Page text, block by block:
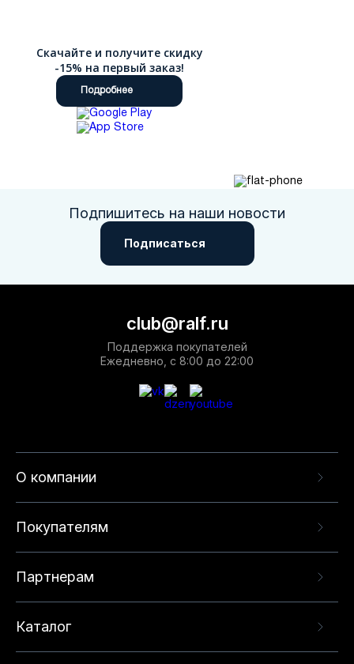
Скачайте и получите скидку
-15% на первый заказ!
Подробнее
Подпишитесь на наши новости
Подписаться
О компании
Покупателям
Партнерам
Каталог
club@ralf.ru
Поддержка покупателей
Ежедневно, с 8:00 до 22:00